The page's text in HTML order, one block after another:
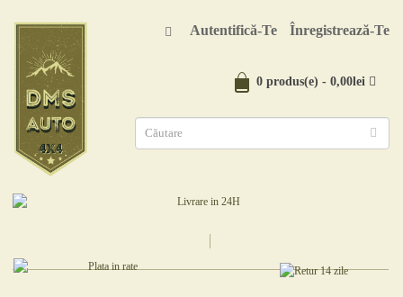
Autentifică-Te Înregistrează-Te
0 produs(e) - 0,00lei